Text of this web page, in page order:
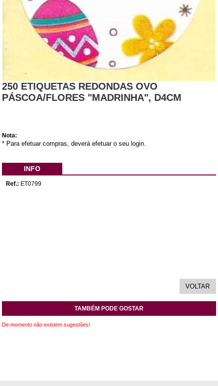
250 ETIQUETAS REDONDAS OVO
PÁSCOA/FLORES "MADRINHA", D4CM
Nota:
* Para efetuar compras, deverá efetuar o seu login.
INFO
Ref.: ET0799
TAMBÉM PODE GOSTAR
De momento não existem sugestões!